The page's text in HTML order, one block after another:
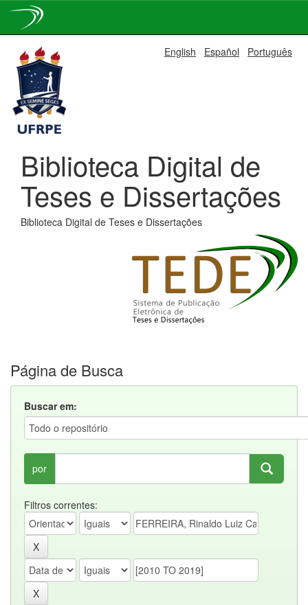
navigation
English Español Português
Biblioteca Digital de
Teses e Dissertações
Biblioteca Digital de Teses e Dissertações
Página de Busca
Buscar em:
por
Filtros correntes: